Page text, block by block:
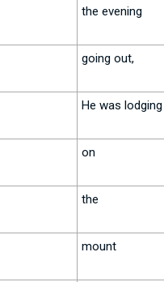
the evening
going out,
He was lodging
on
the
mount